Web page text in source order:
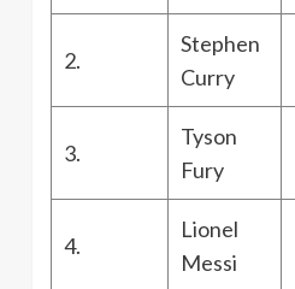
2.
Stephen
Curry
3.
Tyson
Fury
4.
Lionel
Messi